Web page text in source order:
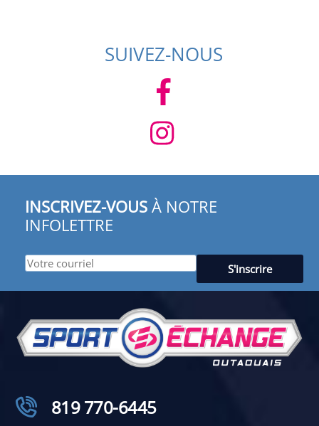
SUIVEZ-NOUS
INSCRIVEZ-VOUS À NOTRE
INFOLETTRE
819 770-6445